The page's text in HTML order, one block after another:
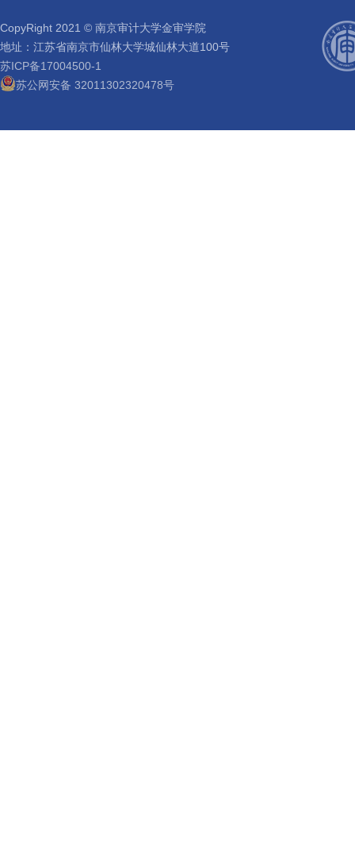
CopyRight 2021 © 南京审计大学金审学院
地址：江苏省南京市仙林大学城仙林大道100号
苏ICP备17004500-1
苏公网安备 32011302320478号